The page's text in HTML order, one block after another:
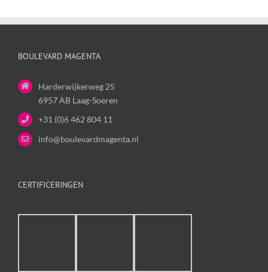
BOULEVARD MAGENTA
Harderwijkerweg 25
6957 AB Laag-Soeren
+31 (0)6 462 804 11
info@boulevardmagenta.nl
CERTIFICERINGEN